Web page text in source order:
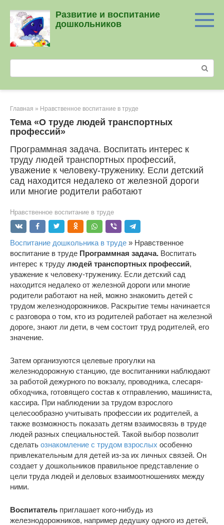
контенту
Развитие и воспитание
дошкольников
Главная » Нравственное воспитание в труде
Тема «О труде людей транспортных
профессий»
Программная задача. Воспитать интерес к
труду людей транспортных профессий,
уважение к человеку-труженику. Если детский
сад находится недалеко от железной дороги
или многие родители работают
Нравственное воспитание в труде
Воспитание дошкольника в труде » Нравственное
воспитание в труде Программная задача. Воспитать
интерес к труду людей транспортных профессий,
уважение к человеку-труженику. Если детский сад
находится недалеко от железной дороги или многие
родители работают на ней, можно знакомить детей с
трудом железнодорожников. Раскрытие темы начинается
с разговора о том, кто из родителей работает на железной
дороге, знают ли дети, в чем состоит труд родителей, его
значение.
Затем организуются целевые прогулки на
железнодорожную станцию, где воспитанники наблюдают
за работой дежурного по вокзалу, проводника, слесаря-
обходчика, готовящего состав к отправлению, машиниста,
кассира. При наблюдении за трудом взрослого
целесообразно учитывать профессии их родителей, а
также возможность показать детям взаимосвязь в труде
людей разных специальностей. Такой выбор позволит
сделать ознакомление с трудом взрослых особенно
привлекательным для детей из-за их личных связей. Он
создает у дошкольников правильное представление о
цели труда людей и деловых взаимоотношениях между
ними.
Воспитатель приглашает кого-нибудь из
железнодорожников, например дедушку одного из детей,